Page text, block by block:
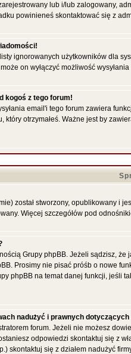
lub i/lub zalogowany,
powinieneś skontaktować się z
ignorowanych użytkowników dla
on wyłączyć możliwość
kogoś z tego forum!
email'i tego forum zawiera
który otrzymałeś. Ważne jest by
został stworzony, opublikowany i
Więcej szczegółów pod
Grupy phpBB. Jeżeli sądzisz,
Prosimy nie pisać próśb o nowe
phpBB na temat danej funkcji, jeśli
nadużyć i prawnych
forum. Jeżeli nie możesz
odpowiedzi skontaktuj się z
skontaktuj się z działem nadużyć